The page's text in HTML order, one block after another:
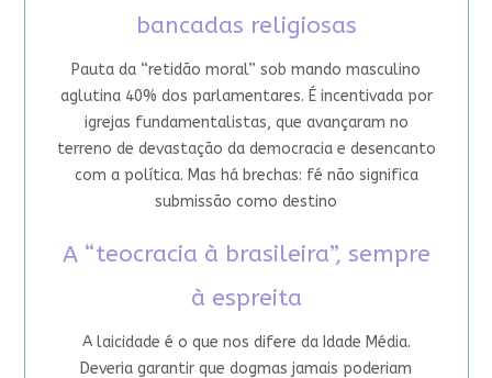
bancadas religiosas
Pauta da “retidão moral” sob mando masculino
aglutina 40% dos parlamentares. É incentivada por
igrejas fundamentalistas, que avançaram no
terreno de devastação da democracia e desencanto
com a política. Mas há brechas: fé não significa
submissão como destino
A “teocracia à brasileira”, sempre
à espreita
A laicidade é o que nos difere da Idade Média.
Deveria garantir que dogmas jamais poderiam